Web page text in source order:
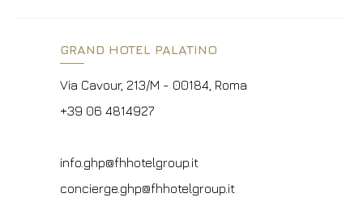
GRAND HOTEL PALATINO
Via Cavour, 213/M - 00184, Roma
+39 06 4814927
info.ghp@fhhotelgroup.it
concierge.ghp@fhhotelgroup.it